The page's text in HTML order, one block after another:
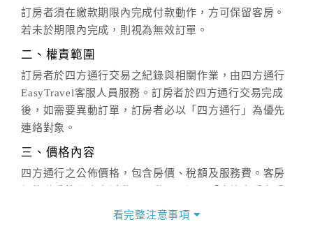
訂房者須在繳款期限內完成付款動作，方可保留客房。
若未於期限內完成，則視為無效訂單。
二、權責範圍
訂房者於四方通行交易之紀錄與相關作業，由四方通行
EasyTravel客服人員服務。訂房者於四方通行交易完成
後，如需要異動訂單，訂房者必以「四方通行」為優先
連絡對象。
三、價格內容
四方通行之公佈價格，包含房價、稅額及服務費。客房
價」之當日價格為標準。
看完整注意事項